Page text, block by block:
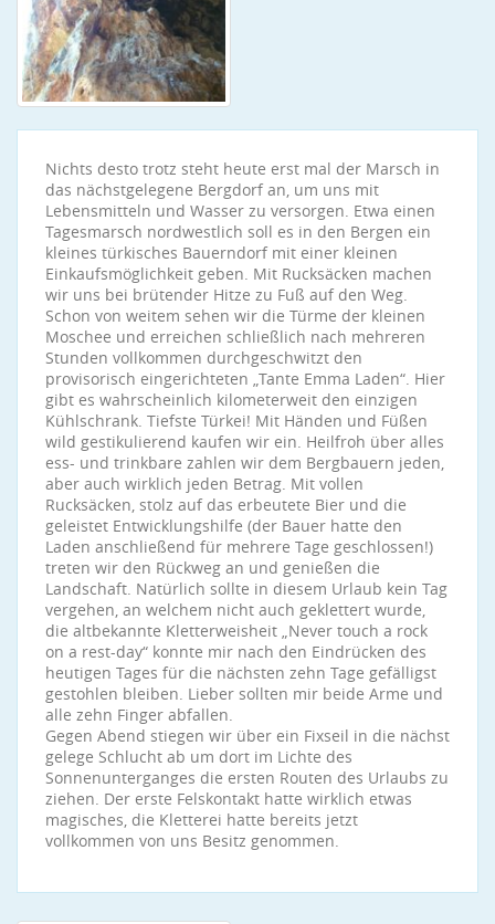
Nichts desto trotz steht heute erst mal der Marsch in
das nächstgelegene Bergdorf an, um uns mit
Lebensmitteln und Wasser zu versorgen. Etwa einen
Tagesmarsch nordwestlich soll es in den Bergen ein
kleines türkisches Bauerndorf mit einer kleinen
Einkaufsmöglichkeit geben. Mit Rucksäcken machen
wir uns bei brütender Hitze zu Fuß auf den Weg.
Schon von weitem sehen wir die Türme der kleinen
Moschee und erreichen schließlich nach mehreren
Stunden vollkommen durchgeschwitzt den
provisorisch eingerichteten „Tante Emma Laden“. Hier
gibt es wahrscheinlich kilometerweit den einzigen
Kühlschrank. Tiefste Türkei! Mit Händen und Füßen
wild gestikulierend kaufen wir ein. Heilfroh über alles
ess- und trinkbare zahlen wir dem Bergbauern jeden,
aber auch wirklich jeden Betrag. Mit vollen
Rucksäcken, stolz auf das erbeutete Bier und die
geleistet Entwicklungshilfe (der Bauer hatte den
Laden anschließend für mehrere Tage geschlossen!)
treten wir den Rückweg an und genießen die
Landschaft. Natürlich sollte in diesem Urlaub kein Tag
vergehen, an welchem nicht auch geklettert wurde,
die altbekannte Kletterweisheit „Never touch a rock
on a rest-day“ konnte mir nach den Eindrücken des
heutigen Tages für die nächsten zehn Tage gefälligst
gestohlen bleiben. Lieber sollten mir beide Arme und
alle zehn Finger abfallen.
Gegen Abend stiegen wir über ein Fixseil in die nächst
gelege Schlucht ab um dort im Lichte des
Sonnenunterganges die ersten Routen des Urlaubs zu
ziehen. Der erste Felskontakt hatte wirklich etwas
magisches, die Kletterei hatte bereits jetzt
vollkommen von uns Besitz genommen.